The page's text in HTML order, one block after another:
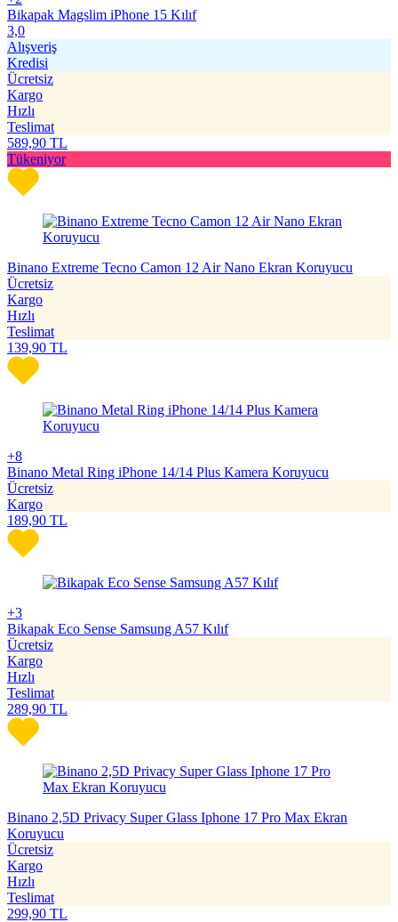
Bikapak Magslim iPhone 15 Kılıf
3,0
Alışveriş
Kredisi
Ücretsiz
Kargo
Hızlı
Teslimat
589,90 TL
Tükeniyor
Binano Extreme Tecno Camon 12 Air Nano Ekran Koruyucu
Ücretsiz
Kargo
Hızlı
Teslimat
139,90 TL
+8
Binano Metal Ring iPhone 14/14 Plus Kamera Koruyucu
Ücretsiz
Kargo
189,90 TL
+3
Bikapak Eco Sense Samsung A57 Kılıf
Ücretsiz
Kargo
Hızlı
Teslimat
289,90 TL
Binano 2,5D Privacy Super Glass Iphone 17 Pro Max Ekran
Koruyucu
Ücretsiz
Kargo
Hızlı
Teslimat
299,90 TL